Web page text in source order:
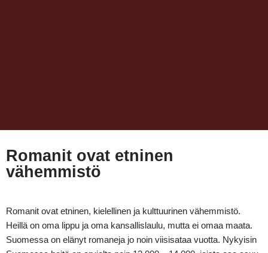
Romanit ovat etninen
vähemmistö
Romanit ovat etninen, kielellinen ja kulttuurinen vähemmistö.
Heillä on oma lippu ja oma kansallislaulu, mutta ei omaa maata.
Suomessa on elänyt romaneja jo noin viisisataa vuotta. Nykyisin